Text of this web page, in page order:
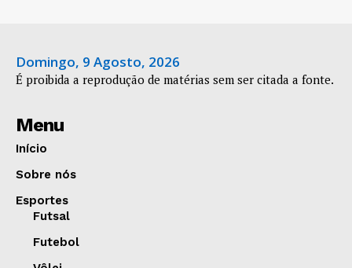
Domingo, 9 Agosto, 2026
É proibida a reprodução de matérias sem ser citada a fonte.
Menu
Início
Sobre nós
Esportes
Futsal
Futebol